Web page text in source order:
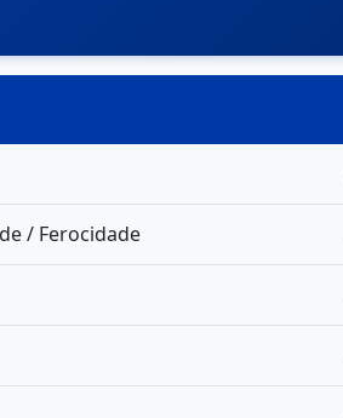
/ Ferocidade